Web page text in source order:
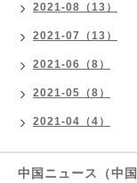
2021-08（13）
2021-07（13）
2021-06（8）
2021-05（8）
2021-04（4）
中国ニュース（中国